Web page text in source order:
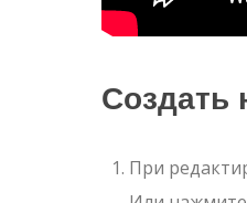
Создать
При